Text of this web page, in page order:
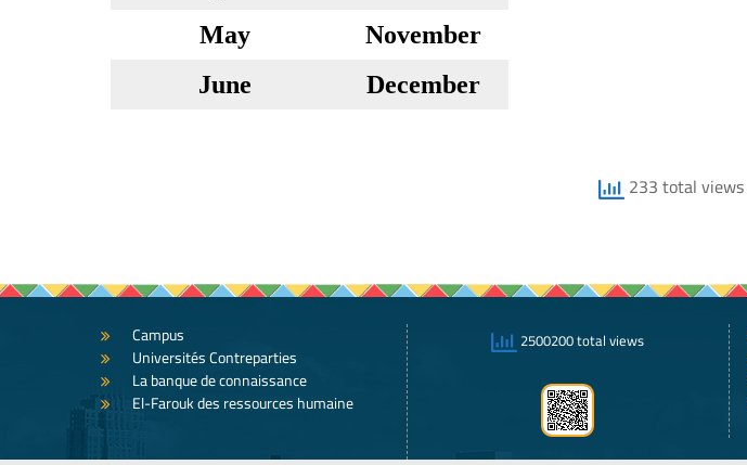
May
November
June
December
233 total views
Campus
Universités Contreparties
La banque de connaissance
El-Farouk des ressources humaine
2500200 total views